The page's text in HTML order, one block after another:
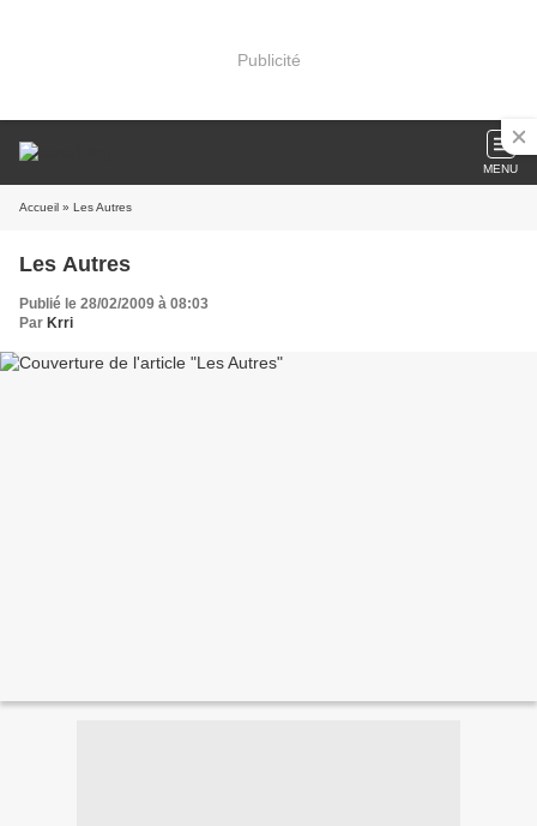
Publicité
MENU
Accueil » Les Autres
Les Autres
Publié le 28/02/2009 à 08:03
Par Krri